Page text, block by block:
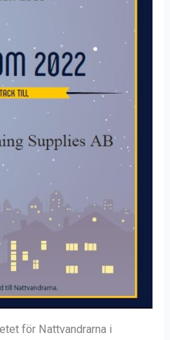
för Nattvandrarna i